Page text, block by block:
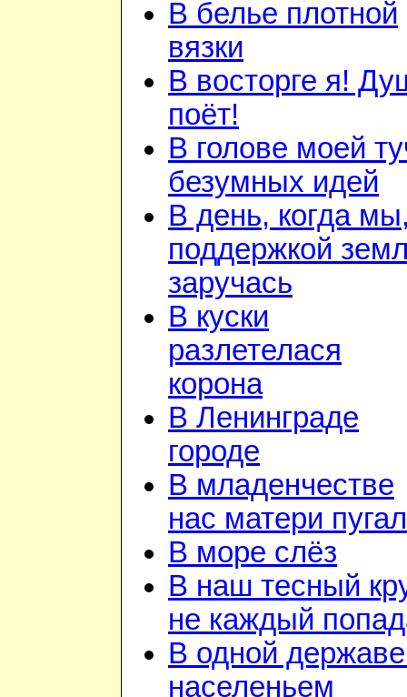
В белье плотной
вязки
В восторге я!
поёт!
В голове моей
безумных идей
В день, когда
поддержкой
заручась
В куски
разлетелася
корона
В Ленинграде
городе
В младенчестве
нас матери
В море слёз
В наш тесный
не каждый
В одной
населеньем